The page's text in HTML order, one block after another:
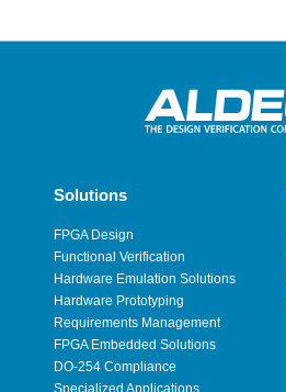
Solutions
FPGA Design
Functional Verification
Hardware Emulation Solutions
Hardware Prototyping
Requirements Management
FPGA Embedded Solutions
DO-254 Compliance
Specialized Applications